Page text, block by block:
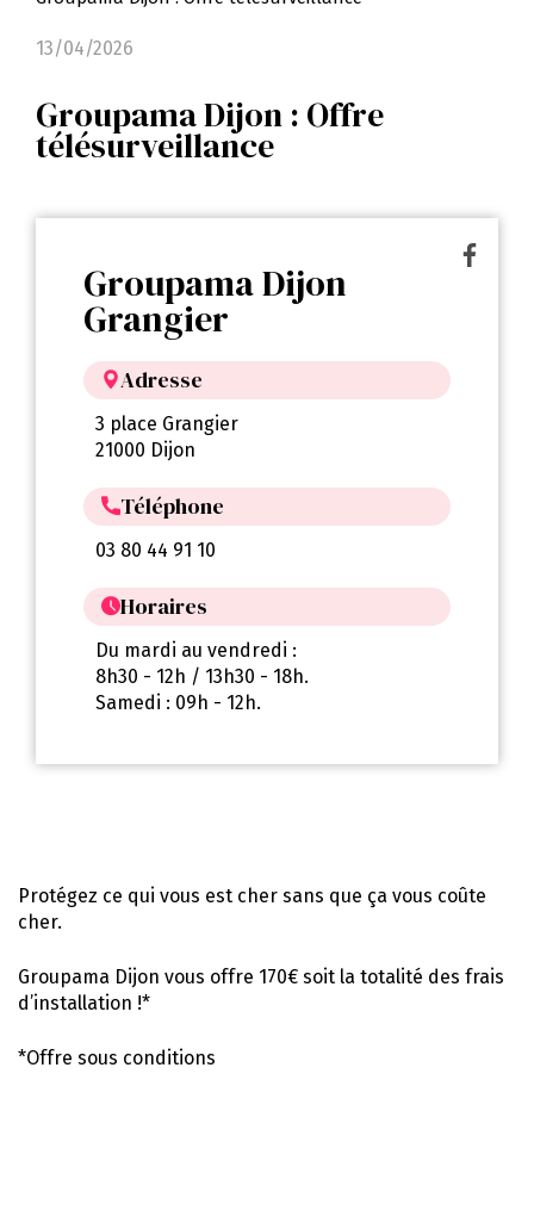
13/04/2026
Groupama Dijon : Offre
télésurveillance
Groupama Dijon
Grangier
Adresse
3 place Grangier
21000 Dijon
Téléphone
03 80 44 91 10
Horaires
Du mardi au vendredi :
8h30 - 12h / 13h30 - 18h.
Samedi : 09h - 12h.
Protégez ce qui vous est cher sans que ça vous coûte
cher.
Groupama Dijon vous offre 170€ soit la totalité des frais
d’installation !*
*Offre sous conditions